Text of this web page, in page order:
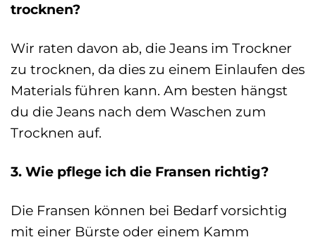
trocknen?
Wir raten davon ab, die Jeans im Trockner
zu trocknen, da dies zu einem Einlaufen des
Materials führen kann. Am besten hängst
du die Jeans nach dem Waschen zum
Trocknen auf.
3. Wie pflege ich die Fransen richtig?
Die Fransen können bei Bedarf vorsichtig
mit einer Bürste oder einem Kamm